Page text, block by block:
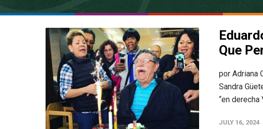
Que
por Adriana
Sandra
“en derecha
JULY 16, 2024